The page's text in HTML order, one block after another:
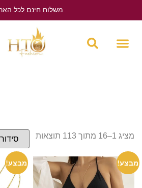
משלוח חינם לכל
מציג 1–16 מתוך 113 תוצאות
מבצע! מבצע!